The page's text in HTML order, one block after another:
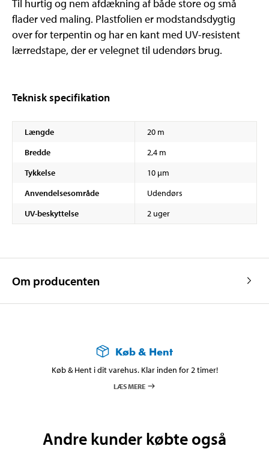
Til hurtig og nem afdækning af både store og små
flader ved maling. Plastfolien er modstandsdygtig
over for terpentin og har en kant med UV-resistent
lærredstape, der er velegnet til udendørs brug.
Teknisk specifikation
Længde
20 m
Bredde
2,4 m
Tykkelse
10 µm
Anvendelsesområde
Udendørs
UV-beskyttelse
2 uger
Om producenten
Køb & Hent
Køb & Hent i dit varehus. Klar inden for 2 timer!
LÆS MERE
Andre kunder købte også